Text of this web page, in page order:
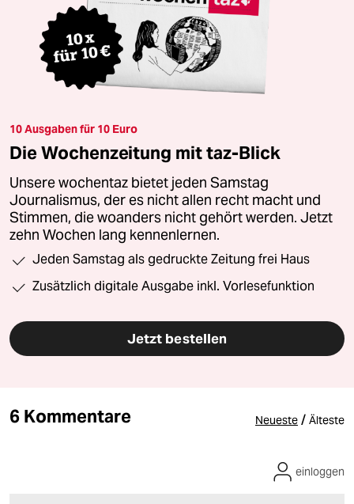
10 Ausgaben für 10 Euro
Die Wochenzeitung mit taz-Blick
Unsere wochentaz bietet jeden Samstag
Journalismus, der es nicht allen recht macht und
Stimmen, die woanders nicht gehört werden. Jetzt
zehn Wochen lang kennenlernen.
Jeden Samstag als gedruckte Zeitung frei Haus
Zusätzlich digitale Ausgabe inkl. Vorlesefunktion
Jetzt bestellen
6 Kommentare Neueste / Älteste
einloggen